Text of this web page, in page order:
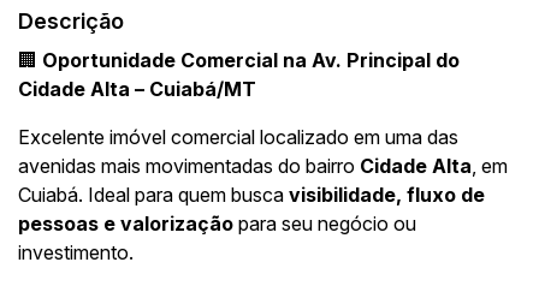
Descrição
🏢 Oportunidade Comercial na Av. Principal do
Cidade Alta – Cuiabá/MT
Excelente imóvel comercial localizado em uma das
avenidas mais movimentadas do bairro Cidade Alta, em
Cuiabá. Ideal para quem busca visibilidade, fluxo de
pessoas e valorização para seu negócio ou
investimento.